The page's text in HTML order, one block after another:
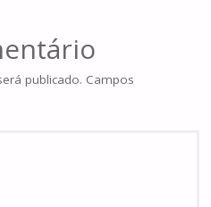
publicado. Campos